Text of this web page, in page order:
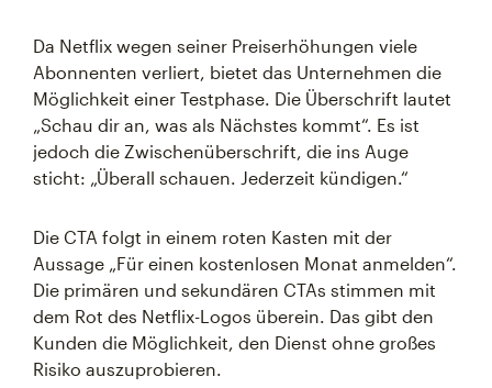
Da Netflix wegen seiner Preiserhöhungen viele
Abonnenten verliert, bietet das Unternehmen die
Möglichkeit einer Testphase. Die Überschrift lautet
„Schau dir an, was als Nächstes kommt“. Es ist
jedoch die Zwischenüberschrift, die ins Auge
sticht: „Überall schauen. Jederzeit kündigen.“
Die CTA folgt in einem roten Kasten mit der
Aussage „Für einen kostenlosen Monat anmelden“.
Die primären und sekundären CTAs stimmen mit
dem Rot des Netflix-Logos überein. Das gibt den
Kunden die Möglichkeit, den Dienst ohne großes
Risiko auszuprobieren.